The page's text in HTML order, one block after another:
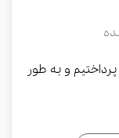
و به طور